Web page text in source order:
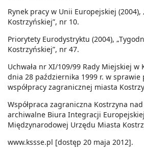
Rynek pracy w Unii Europejskiej (2004),
Kostrzyńskiej”, nr 10.
Priorytety Eurodystryktu (2004),
Kostrzyńskiej”, nr 47.
Uchwała nr XI/109/99 Rady Miejskiej w
dnia 28 października 1999 r. w sprawie
współpracy zagranicznej miasta
Współpraca zagraniczna Kostrzyna
archiwalne Biura Integracji
Międzynarodowej Urzędu Miasta
www.kssse.pl [dostęp 20 maja 2012].